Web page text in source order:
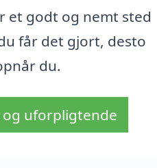
et godt og nemt sted
får det gjort, desto
du.
og uforpligtende